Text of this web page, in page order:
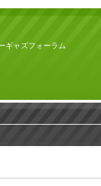
ギャズフォーラム